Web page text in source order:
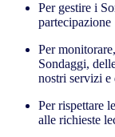
Per gestire i
partecipazione
Per
Sondaggi,
nostri servizi e
Per rispettare
alle richieste